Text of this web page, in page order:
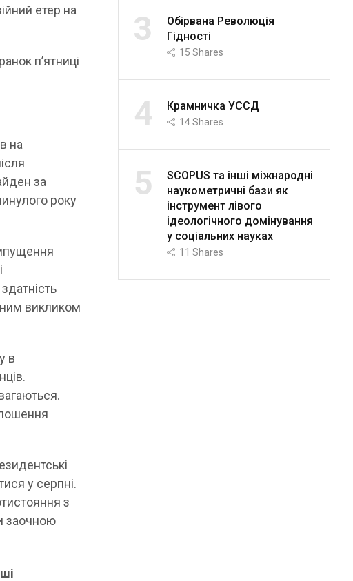
етер на
п’ятниці
на
за
року
викликом
в
у серпні.
з
заочною
3
Обірвана Революція
Гідності
15 Shares
4 Крамничка УССД
14Shares
5
SCOPUS та інші міжнародні
наукометричні бази як
інструмент лівого
ідеологічного домінування
у соціальних науках
11 Shares